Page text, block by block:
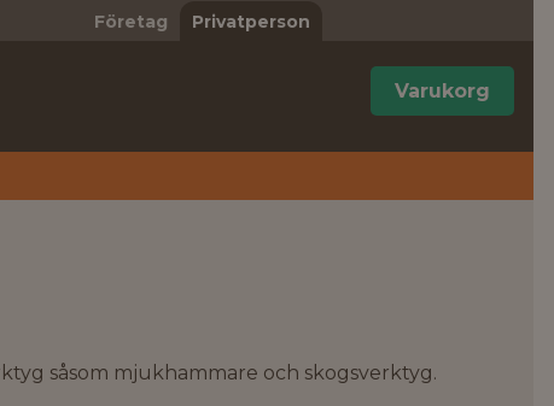
Företag Privatperson
Varukorg
såsom mjukhammare och skogsverktyg.